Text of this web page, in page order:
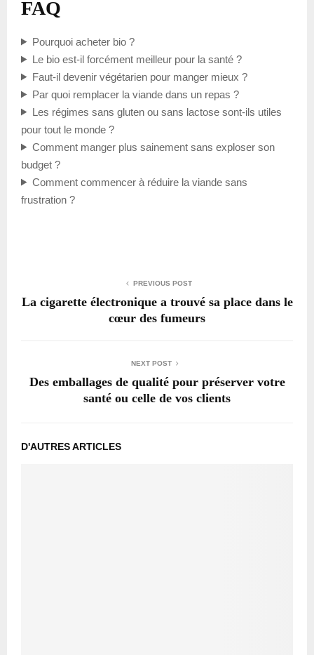
FAQ
Pourquoi acheter bio ?
Le bio est-il forcément meilleur pour la santé ?
Faut-il devenir végétarien pour manger mieux ?
Par quoi remplacer la viande dans un repas ?
Les régimes sans gluten ou sans lactose sont-ils utiles
pour tout le monde ?
Comment manger plus sainement sans exploser son
budget ?
Comment commencer à réduire la viande sans
frustration ?
PREVIOUS POST
La cigarette électronique a trouvé sa place dans le
cœur des fumeurs
NEXT POST
Des emballages de qualité pour préserver votre
santé ou celle de vos clients
D'AUTRES ARTICLES